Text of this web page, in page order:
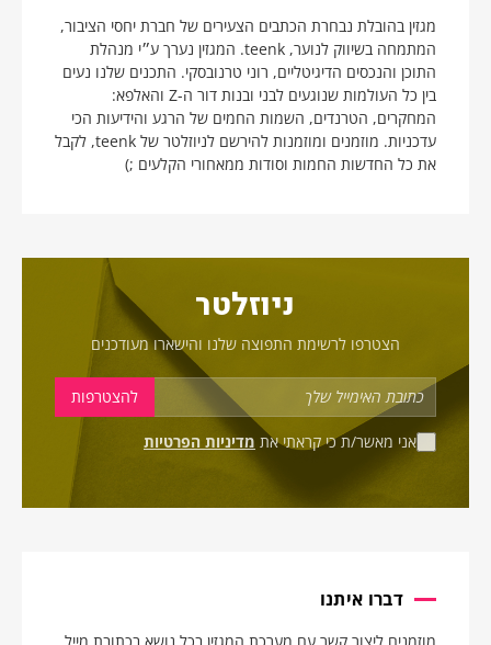
מגזין בהובלת נבחרת הכתבים הצעירים של חברת יחסי הציבור,
המתמחה בשיווק לנוער, teenk. המגזין נערך ע״י מנהלת
התוכן והנכסים הדיגיטליים, רוני טרנובסקי. התכנים שלנו נעים
בין כל העולמות שנוגעים לבני ובנות דור ה-Z והאלפא:
המחקרים, הטרנדים, השמות החמים של הרגע והידיעות הכי
עדכניות. מוזמנים ומוזמנות להירשם לניוזלטר של teenk, לקבל
את כל החדשות החמות וסודות ממאחורי הקלעים ;)
ניוזלטר
הצטרפו לרשימת התפוצה שלנו והישארו מעודכנים
אני מאשר/ת כי קראתי את מדיניות הפרטיות
דברו איתנו